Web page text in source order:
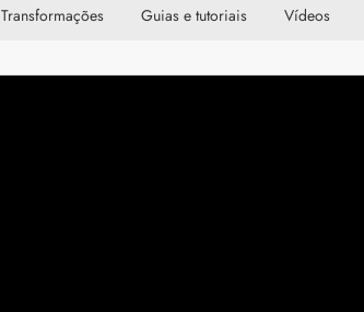
Transformações Guias e tutoriais Vídeos